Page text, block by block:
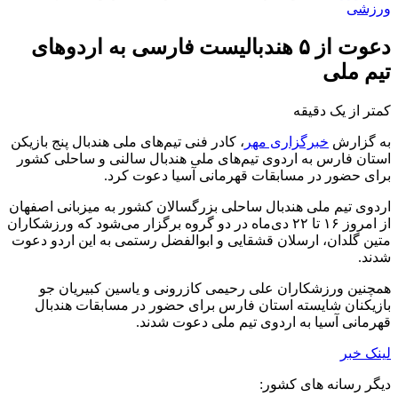
ورزشی
دعوت از ۵ هندبالیست فارسی به اردوهای
تیم ملی
کمتر از یک دقیقه
به گزارش خبرگزاری مهر ، کادر فنی تیم‌های ملی هندبال پنج بازیکن
استان فارس به اردوی تیم‌های ملی هندبال سالنی و ساحلی کشور
برای حضور در مسابقات قهرمانی آسیا دعوت کرد.
اردوی تیم ملی هندبال ساحلی بزرگسالان کشور به میزبانی اصفهان
از امروز ۱۶ تا ۲۲ دی‌ماه در دو گروه برگزار می‌شود که ورزشکاران
متین گلدان، ارسلان قشقایی و ابوالفضل رستمی به این اردو دعوت
شدند.
همچنین ورزشکاران علی رحیمی کازرونی و یاسین کبیریان جو
بازیکنان شایسته استان فارس برای حضور در مسابقات هندبال
قهرمانی آسیا به اردوی تیم ملی دعوت شدند.
لینک خبر
دیگر رسانه های کشور: